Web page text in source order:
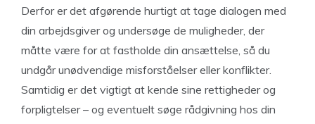
Derfor er det afgørende hurtigt at tage dialogen med
din arbejdsgiver og undersøge de muligheder, der
måtte være for at fastholde din ansættelse, så du
undgår unødvendige misforståelser eller konflikter.
Samtidig er det vigtigt at kende sine rettigheder og
forpligtelser – og eventuelt søge rådgivning hos din